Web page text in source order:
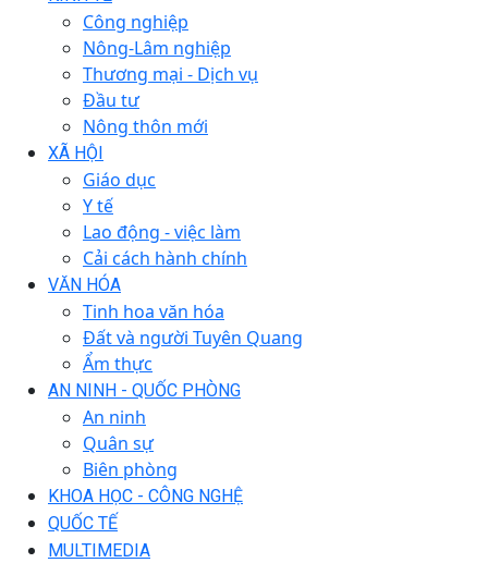
Công nghiệp
Nông-Lâm nghiệp
Thương mại - Dịch vụ
Đầu tư
Nông thôn mới
XÃ HỘI
Giáo dục
Y tế
Lao động - việc làm
Cải cách hành chính
VĂN HÓA
Tinh hoa văn hóa
Đất và người Tuyên Quang
Ẩm thực
AN NINH - QUỐC PHÒNG
An ninh
Quân sự
Biên phòng
KHOA HỌC - CÔNG NGHỆ
QUỐC TẾ
MULTIMEDIA